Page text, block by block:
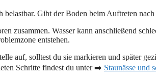
Gibt der Boden beim Auftreten
zusammen. Wasser kann anschließend
entstehen.
auf, solltest du sie markieren und später
Schritte findest du unter ➡️ Staunässe und